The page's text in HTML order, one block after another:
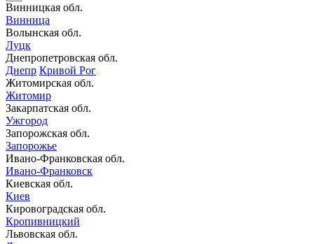
Винницкая обл.
Винница
Волынская обл.
Луцк
Днепропетровская обл.
Днепр Кривой Рог
Житомирская обл.
Житомир
Закарпатская обл.
Ужгород
Запорожская обл.
Запорожье
Ивано-Франковская обл.
Ивано-Франковск
Киевская обл.
Киев
Кировоградская обл.
Кропивницкий
Львовская обл.